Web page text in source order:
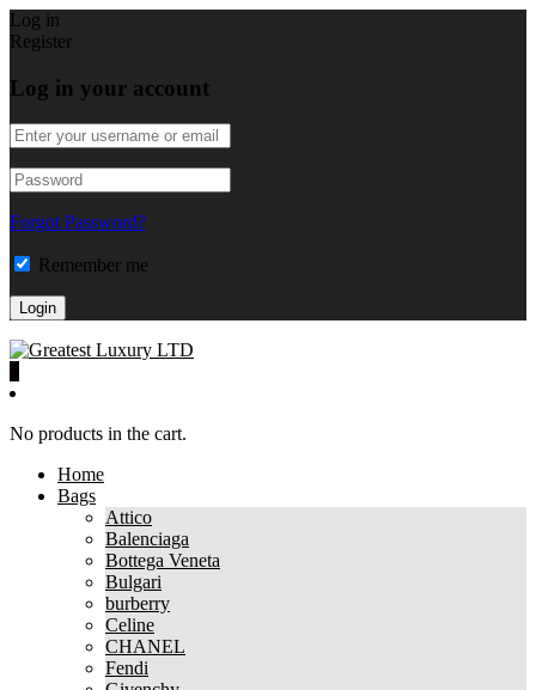
Log in
Register
Log in your account
Forgot Password?
Remember me
No products in the cart.
Home
Bags
Attico
Balenciaga
Bottega Veneta
Bulgari
burberry
Celine
CHANEL
Fendi